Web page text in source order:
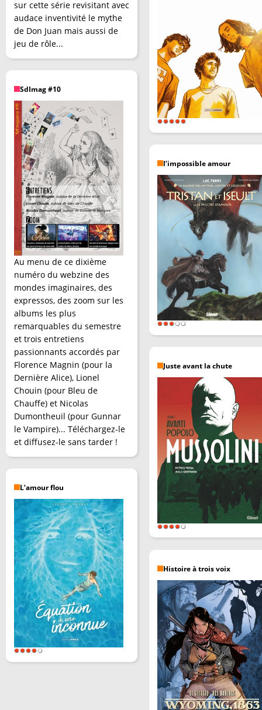
sur cette série revisitant avec
audace inventivité le mythe
de Don Juan mais aussi de
jeu de rôle...
SdImag #10
Au menu de ce dixième
numéro du webzine des
mondes imaginaires, des
expressos, des zoom sur les
albums les plus
remarquables du semestre
et trois entretiens
passionnants accordés par
Florence Magnin (pour la
Dernière Alice), Lionel
Chouin (pour Bleu de
Chauffe) et Nicolas
Dumontheuil (pour Gunnar
le Vampire)... Téléchargez-le
et diffusez-le sans tarder !
L’amour flou
l’impossible amour
Juste avant la chute
Histoire à trois voix